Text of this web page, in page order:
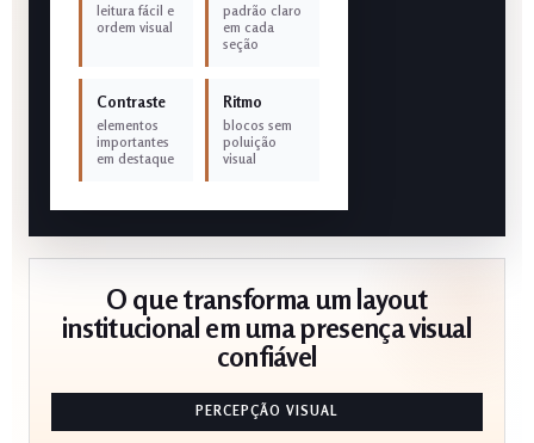
leitura fácil e
ordem visual
padrão claro
em cada
seção
Contraste
elementos
importantes
em destaque
Ritmo
blocos sem
poluição
visual
O que transforma um layout
institucional em uma presença visual
confiável
PERCEPÇÃO VISUAL